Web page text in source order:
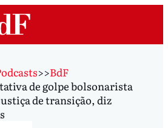
>>BdF
de golpe bolsonarista
de transição, diz